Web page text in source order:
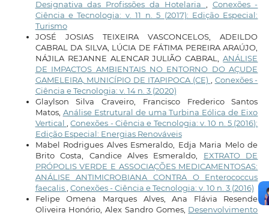
Designativa das Profissões da Hotelaria , Conexões -
Ciência e Tecnologia: v. 11 n. 5 (2017): Edição Especial:
Turismo
JOSÉ JOSIAS TEIXEIRA VASCONCELOS, ADEILDO
CABRAL DA SILVA, LÚCIA DE FÁTIMA PEREIRA ARAÚJO,
NÁJILA REJANNE ALENCAR JULIÃO CABRAL,ANÁLISE
DE IMPACTOS AMBIENTAIS NO ENTORNO DO AÇUDE
GAMELEIRA, MUNICÍPIO DE ITAPIPOCA (CE) , Conexões -
Ciência e Tecnologia: v. 14 n. 3 (2020)
Glaylson Silva Craveiro, Francisco Frederico Santos
Matos, Análise Estrutural de uma Turbina Eólica de Eixo
Vertical ,Conexões - Ciência e Tecnologia: v. 10 n. 5 (2016):
Edição Especial: Energias Renováveis
Mabel Rodrigues Alves Esmeraldo, Edja Maria Melo de
Brito Costa, Candice Alves Esmeraldo, EXTRATO DE
PRÓPOLIS VERDE E ASSOCIAÇÕES MEDICAMENTOSAS:
ANÁLISE ANTIMICROBIANA CONTRA O Enterococcus
faecalis, Conexões - Ciência e Tecnologia: v. 10 n. 3 (2016)
Felipe Omena Marques Alves, Ana Flávia Resende
Oliveira Honório, Alex Sandro Gomes, Desenvolvimento